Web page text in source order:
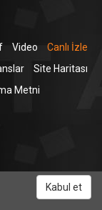
Video
Canlı İzle
Site Haritası
Metni
Kabul et